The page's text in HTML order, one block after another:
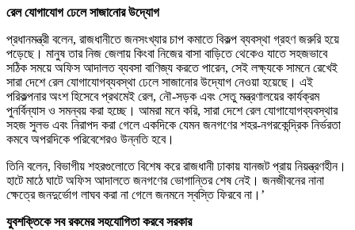
রেল যোগাযোগ ঢেলে সাজানোর উদ্যোগ
প্রধানমন্ত্রী বলেন, রাজধানীতে জনসংখ্যার চাপ কমাতে বিকল্প ব্যবস্থা গ্রহণ জরুরি হয়ে
পড়েছে। মানুষ তার নিজ জেলায় কিংবা নিজের বাসা বাড়িতে থেকেও যাতে সহজভাবে
সঠিক সময়ে অফিস আদালত ব্যবসা বাণিজ্য করতে পারেন, সেই লক্ষ্যকে সামনে রেখেই
সারা দেশে রেল যোগাযোগব্যবস্থা ঢেলে সাজানোর উদ্যোগ নেওয়া হয়েছে। এই
পরিকল্পনার অংশ হিসেবে প্রথমেই রেল, নৌ-সড়ক এবং সেতু মন্ত্রণালয়ের কার্যক্রম
পুনর্বিন্যাস ও সমন্বয় করা হচ্ছে। আমরা মনে করি, সারা দেশে রেল যোগাযোগব্যবস্থার
সহজ সুলভ এবং নিরাপদ করা গেলে একদিকে যেমন জনগণের শহর-নগরকেন্দ্রিক নির্ভরতা
কমবে অপরদিকে পরিবেশেরও উন্নতি হবে।
তিনি বলেন, বিভাগীয় শহরগুলোতে বিশেষ করে রাজধানী ঢাকায় যানজট প্রায় নিয়ন্ত্রণহীন।
হাটে মাঠে ঘাটে অফিস আদালতে জনগণের ভোগান্তির শেষ নেই। জনজীবনের নানা
ক্ষেত্রে জনদুর্ভোগ লাঘব করা না গেলে জনমনে স্বস্তি ফিরবে না।’
যুবশক্তিকে সব রকমের সহযোগিতা করবে সরকার